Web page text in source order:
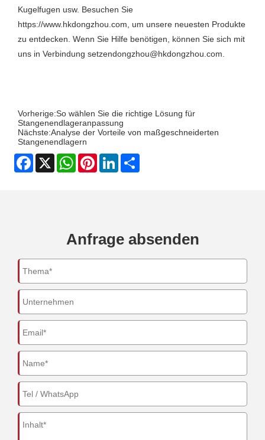
Kugelfugen usw. Besuchen Sie
https://www.hkdongzhou.com, um unsere neuesten Produkte
zu entdecken. Wenn Sie Hilfe benötigen, können Sie sich mit
uns in Verbindung setzendongzhou@hkdongzhou.com
Vorherige:So wählen Sie die richtige Lösung für
Stangenendlageranpassung
Nächste:Analyse der Vorteile von maßgeschneiderten
Stangenendlagern
Facebook
X WhatsAppPinterestLinkedIn
Anfrage absenden